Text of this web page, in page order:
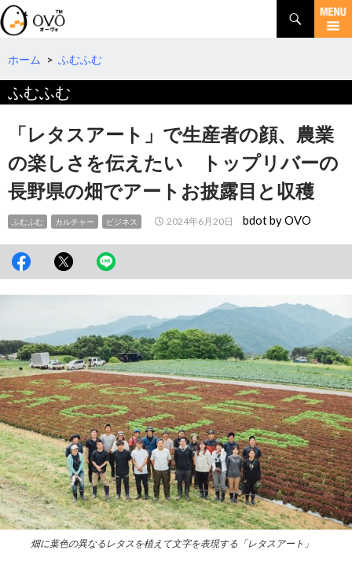
検
索
コ
テ
へ
ホーム > ふむふむ
ふむふむ
「レタスアート」で生産者の顔、農業
の楽しさを伝えたい トップリバーの
長野県の畑でアートお披露目と収穫
ふむふむ カルチャー ビジネス 2024年6月20日 bdot by OVO
畑に葉色の異なるレタスを植えて文字を表現する「レタスアート」